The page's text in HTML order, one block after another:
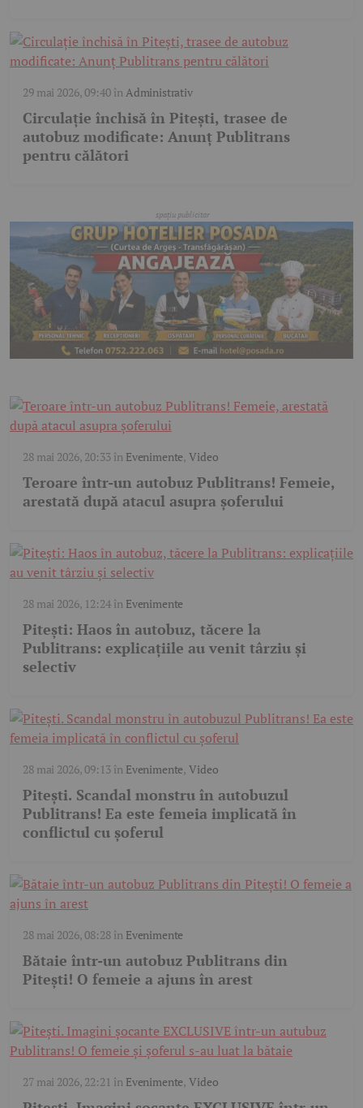
29 mai 2026, 09:40în Administrativ
Circulație închisă în Pitești, trasee de
autobuz modificate: Anunț Publitrans
pentru călători
28 mai 2026, 20:33în Evenimente,Video
Teroare într-un autobuz Publitrans! Femeie,
arestată după atacul asupra șoferului
28 mai 2026, 12:24în Evenimente
Pitești: Haos în autobuz, tăcere la
Publitrans: explicațiile au venit târziu și
selectiv
28 mai 2026, 09:13în Evenimente,Video
Pitești. Scandal monstru în autobuzul
Publitrans! Ea este femeia implicată în
conflictul cu șoferul
28 mai 2026, 08:28în Evenimente
Bătaie într-un autobuz Publitrans din
Pitești! O femeie a ajuns în arest
27 mai 2026, 22:21 în Evenimente,Video